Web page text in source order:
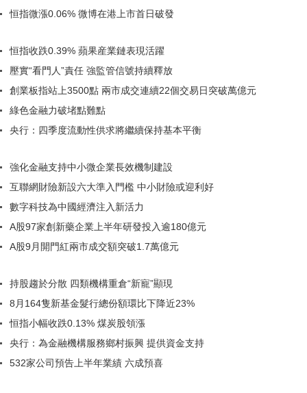
恒指微漲0.06% 微博在港上市首日破發
恒指收跌0.39% 蘋果産業鏈表現活躍
壓實“看門人”責任 強監管信號持續釋放
創業板指站上3500點 兩市成交連續22個交易日突破萬億元
綠色金融力破堵點難點
央行：四季度流動性供求將繼續保持基本平衡
強化金融支持中小微企業長效機制建設
互聯網財險新設六大準入門檻 中小財險或迎利好
數字科技為中國經濟注入新活力
A股97家創新藥企業上半年研發投入逾180億元
A股9月開門紅兩市成交額突破1.7萬億元
持股趨於分散 四類機構重倉“新寵”顯現
8月164隻新基金髮行總份額環比下降近23%
恒指小幅收跌0.13% 煤炭股領漲
央行：為金融機構服務鄉村振興 提供資金支持
532家公司預告上半年業績 六成預喜